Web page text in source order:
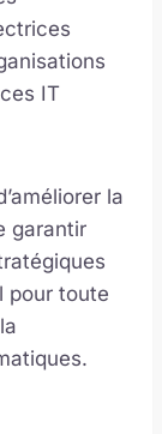
IT
la
garantir
pour toute